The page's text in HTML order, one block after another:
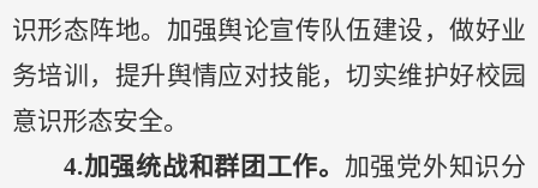
识形态阵地。 加强舆论宣传队伍建设，做好业
务培训，提升舆情应对技能，切实维护好校园
意识形态安全。
4.加强统战和群团工作。 加强党外知识分